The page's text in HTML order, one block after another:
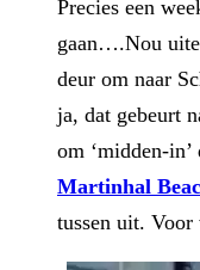
Precies een
gaan….Nou
deur om naar
ja, dat gebeurt
om ‘midden-
Martinhal
tussen uit.